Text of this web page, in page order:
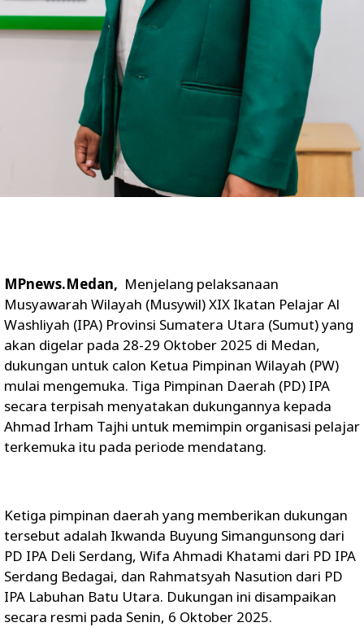
MPnews.Medan, Menjelang pelaksanaan
Musyawarah Wilayah (Musywil) XIX Ikatan Pelajar Al
Washliyah (IPA) Provinsi Sumatera Utara (Sumut) yang
akan digelar pada 28-29 Oktober 2025 di Medan,
dukungan untuk calon Ketua Pimpinan Wilayah (PW)
mulai mengemuka. Tiga Pimpinan Daerah (PD) IPA
secara terpisah menyatakan dukungannya kepada
Ahmad Irham Tajhi untuk memimpin organisasi pelajar
terkemuka itu pada periode mendatang.
Ketiga pimpinan daerah yang memberikan dukungan
tersebut adalah Ikwanda Buyung Simangunsong dari
PD IPA Deli Serdang, Wifa Ahmadi Khatami dari PD IPA
Serdang Bedagai, dan Rahmatsyah Nasution dari PD
IPA Labuhan Batu Utara. Dukungan ini disampaikan
secara resmi pada Senin, 6 Oktober 2025.